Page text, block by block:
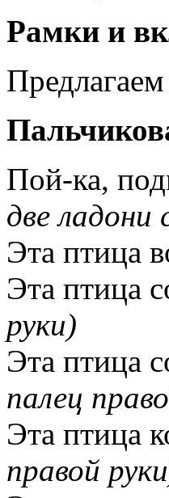
Рамки и
Пой-ка,
две
Эта птица
Эта птица
руки)
Эта птица
палец
Эта птица
правой